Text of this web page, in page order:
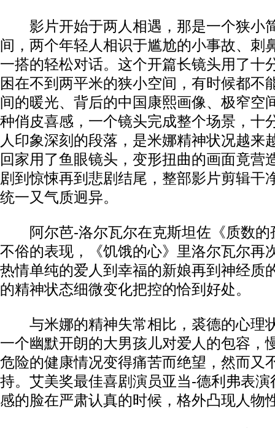
影片开始于两人相遇，那是一个狭小
间，两个年轻人相识于尴尬的小事故、刺
一搭的轻松对话。这个开篇长镜头用了十
困在不到两平米的狭小空间，有时候都不
间的暖光、背后的中国康熙画像、极窄空
种俏皮喜感，一个镜头完成整个场景，十
人印象深刻的段落，是米娜精神状况越来
回家用了鱼眼镜头，变形扭曲的画面竟营
剧到惊悚再到悲剧结尾，整部影片剪辑干
统一又气质迥异。
阿尔芭-洛尔瓦尔在克斯坦佐《质数的
不俗的表现，《饥饿的心》里洛尔瓦尔再
热情单纯的爱人到幸福的新娘再到神经质
的精神状态细微变化把控的恰到好处。
与米娜的精神失常相比，裘德的心理
一个幽默开朗的大男孩儿对爱人的包容，
危险的健康情况变得痛苦而绝望，然而又
持。艾美奖最佳喜剧演员亚当-德利弗表
感的脸在严肃认真的时候，格外凸现人物